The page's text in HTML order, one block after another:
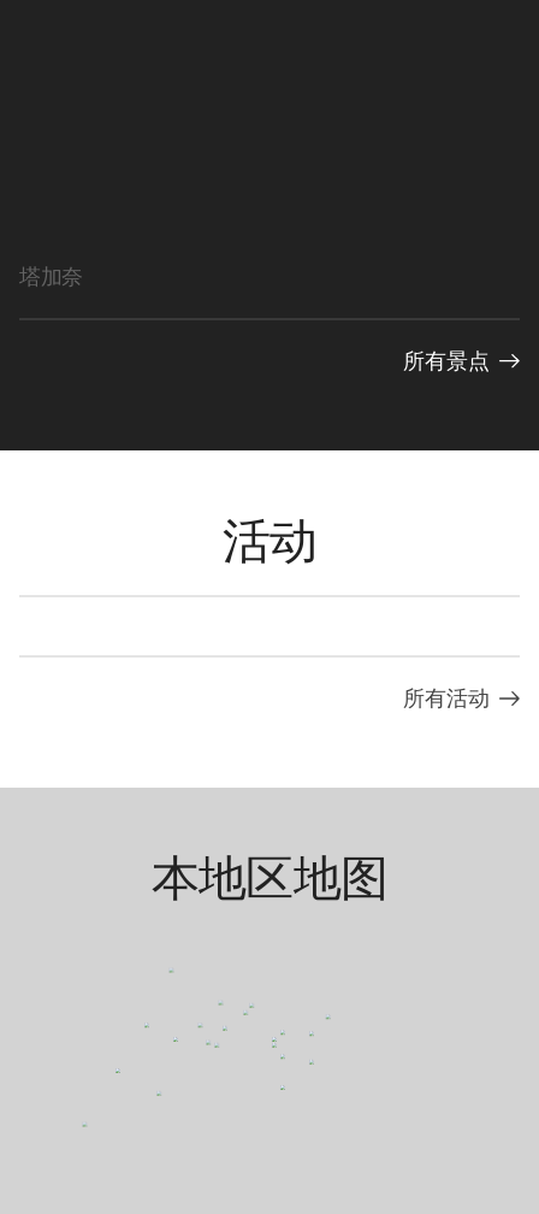
塔加奈
所有景点
活动
所有活动
本地区地图